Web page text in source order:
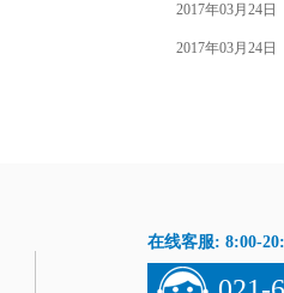
2017年03月24日
2017年03月24日
在线客服: 8:00-